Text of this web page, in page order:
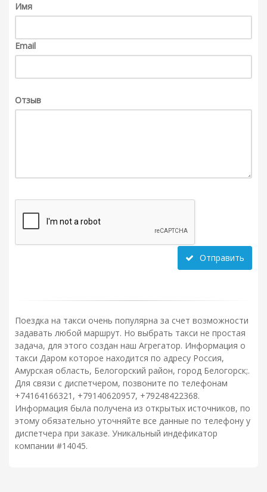
Имя
Email
Отзыв
Отправить
Поездка на такси очень популярна за счет возможности
задавать любой маршрут. Но выбрать такси не простая
задача, для этого создан наш Агрегатор. Информация о
такси Даром которое находится по адресу Россия,
Амурская область, Белогорский район, город Белогорск;.
Для связи с диспетчером, позвоните по телефонам
+74164166321, +79140620957, +79248422368.
Информация была получена из открытых источников, по
этому обязательно уточняйте все данные по телефону у
диспетчера при заказе. Уникальный индефикатор
компании #14045.